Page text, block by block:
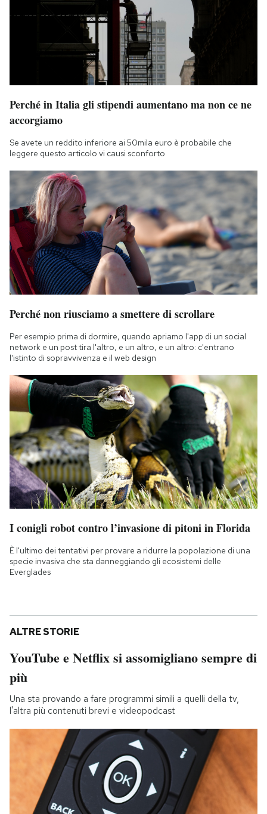
Perché in Italia gli stipendi aumentano ma non ce ne
accorgiamo
Se avete un reddito inferiore ai 50mila euro è probabile che
leggere questo articolo vi causi sconforto
Perché non riusciamo a smettere di scrollare
Per esempio prima di dormire, quando apriamo l'app di un social
network e un post tira l'altro, e un altro, e un altro: c'entrano
l'istinto di sopravvivenza e il web design
I conigli robot contro l’invasione di pitoni in Florida
È l'ultimo dei tentativi per provare a ridurre la popolazione di una
specie invasiva che sta danneggiando gli ecosistemi delle
Everglades
ALTRE STORIE
YouTube e Netflix si assomigliano sempre di
più
Una sta provando a fare programmi simili a quelli della tv,
l'altra più contenuti brevi e videopodcast